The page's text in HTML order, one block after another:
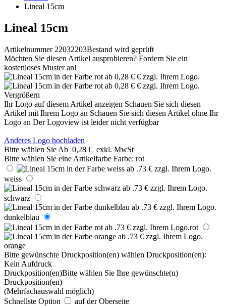
Lineal 15cm
Lineal 15cm
Artikelnummer 22032203Bestand wird geprüft
Möchten Sie diesen Artikel ausprobieren? Fordern Sie ein
kostenloses Muster an!
Vergrößern
Ihr Logo auf diesem Artikel anzeigen Schauen Sie sich diesen
Artikel mit Ihrem Logo an Schauen Sie sich diesen Artikel ohne Ihr
Logo an Der Logoview ist leider nicht verfügbar
Anderes Logo hochladen
Bitte wählen Sie Ab 0,28 € exkl. MwSt
Bitte wählen Sie eine Artikelfarbe Farbe: rot
weiss
schwarz
dunkelblau
rot
orange
Bitte gewünschte Druckposition(en) wählen Druckposition(en):
Kein Aufdruck
Druckposition(en)Bitte wählen Sie Ihre gewünschte(n)
Druckposition(en)
(Mehrfachauswahl möglich)
Schnellste Option
auf der Oberseite